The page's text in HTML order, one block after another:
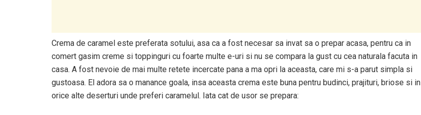
Crema de caramel este preferata sotului, asa ca a fost necesar sa invat sa o prepar acasa, pentru ca in
comert gasim creme si toppinguri cu foarte multe e-uri si nu se compara la gust cu cea naturala facuta in
casa. A fost nevoie de mai multe retete incercate pana a ma opri la aceasta, care mi s-a parut simpla si
gustoasa. El adora sa o manance goala, insa aceasta crema este buna pentru budinci, prajituri, briose si in
orice alte deserturi unde preferi caramelul. Iata cat de usor se prepara: